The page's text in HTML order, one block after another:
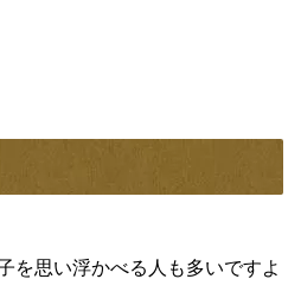
を思い浮かべる人も多いですよ